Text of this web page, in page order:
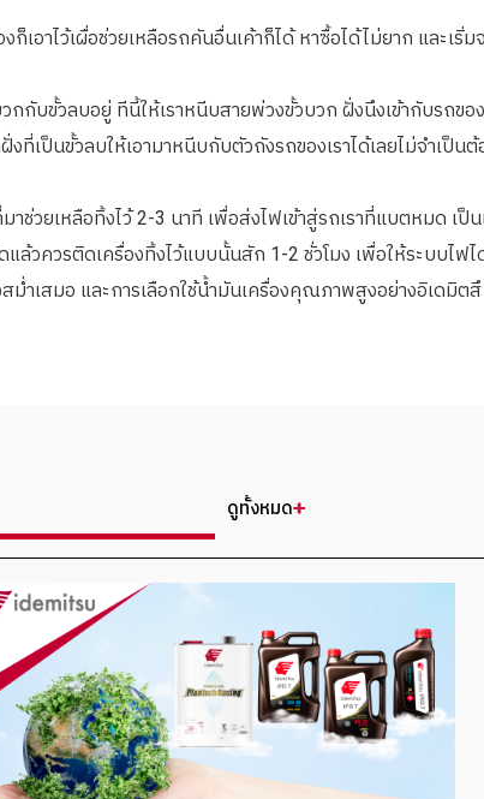
เอาไว้เผื่อช่วยเหลือรถคันอื่นเค้าก็ได้ หาซื้อได้ไม่ยาก และเ
บขั้วลบอยู่ ทีนี้ให้เราหนีบสายพ่วงขั้วบวก ฝั่งนึงเข้ากับรถของ
เป็นขั้วลบให้เอามาหนีบกับตัวถังรถของเราได้เลยไม่จำเป็น
าช่วยเหลือทิ้งไว้ 2-3 นาที เพื่อส่งไฟเข้าสู่รถเราที่แบตหมด เ
ล้วควรติดเครื่องทิ้งไว้แบบนั้นสัก 1-2 ชั่วโมง เพื่อให้ระบบไฟ
ำเสมอ และการเลือกใช้น้ำมันเครื่องคุณภาพสูงอย่างอิเดมิต
ดูทั้งหมด